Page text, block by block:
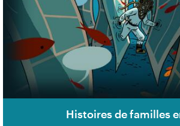
Histoires de familles